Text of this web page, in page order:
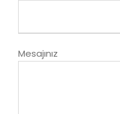
Mesajınız